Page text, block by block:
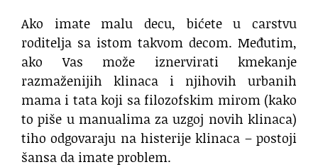
Ako imate malu decu, bićete u carstvu
roditelja sa istom takvom decom. Međutim,
ako Vas može iznervirati kmekanje
razmaženijih klinaca i njihovih urbanih
mama i tata koji sa filozofskim mirom (kako
to piše u manualima za uzgoj novih klinaca)
tiho odgovaraju na histerije klinaca – postoji
šansa da imate problem.